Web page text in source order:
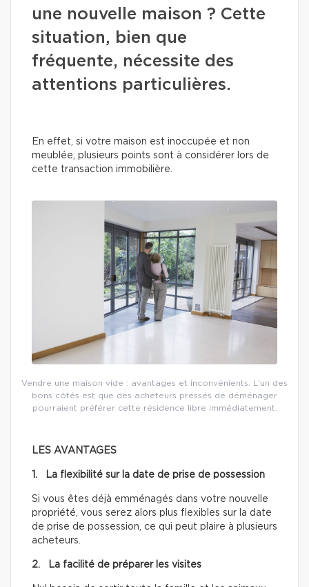
une nouvelle maison ? Cette
situation, bien que
fréquente, nécessite des
attentions particulières.
En effet, si votre maison est inoccupée et non
meublée, plusieurs points sont à considérer lors de
cette transaction immobilière.
Vendre une maison vide : avantages et inconvénients. L’un des
bons côtés est que des acheteurs pressés de déménager
pourraient préférer cette résidence libre immédiatement.
LES AVANTAGES
1. La flexibilité sur la date de prise de possession
Si vous êtes déjà emménagés dans votre nouvelle
propriété, vous serez alors plus flexibles sur la date
de prise de possession, ce qui peut plaire à plusieurs
acheteurs.
2. La facilité de préparer les visites